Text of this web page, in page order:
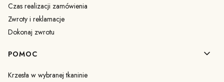
Czas realizacji zamówienia
Zwroty i reklamacje
Dokonaj zwrotu
POMOC
Krzesła w wybranej tkaninie